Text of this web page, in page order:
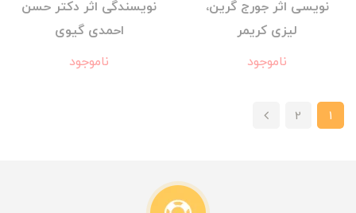
نویسی اثر جورج گرین،
لیزی کریمر
ناموجود
نویسندگی اثر دکتر حسن
احمدی گیوی
ناموجود
1
2